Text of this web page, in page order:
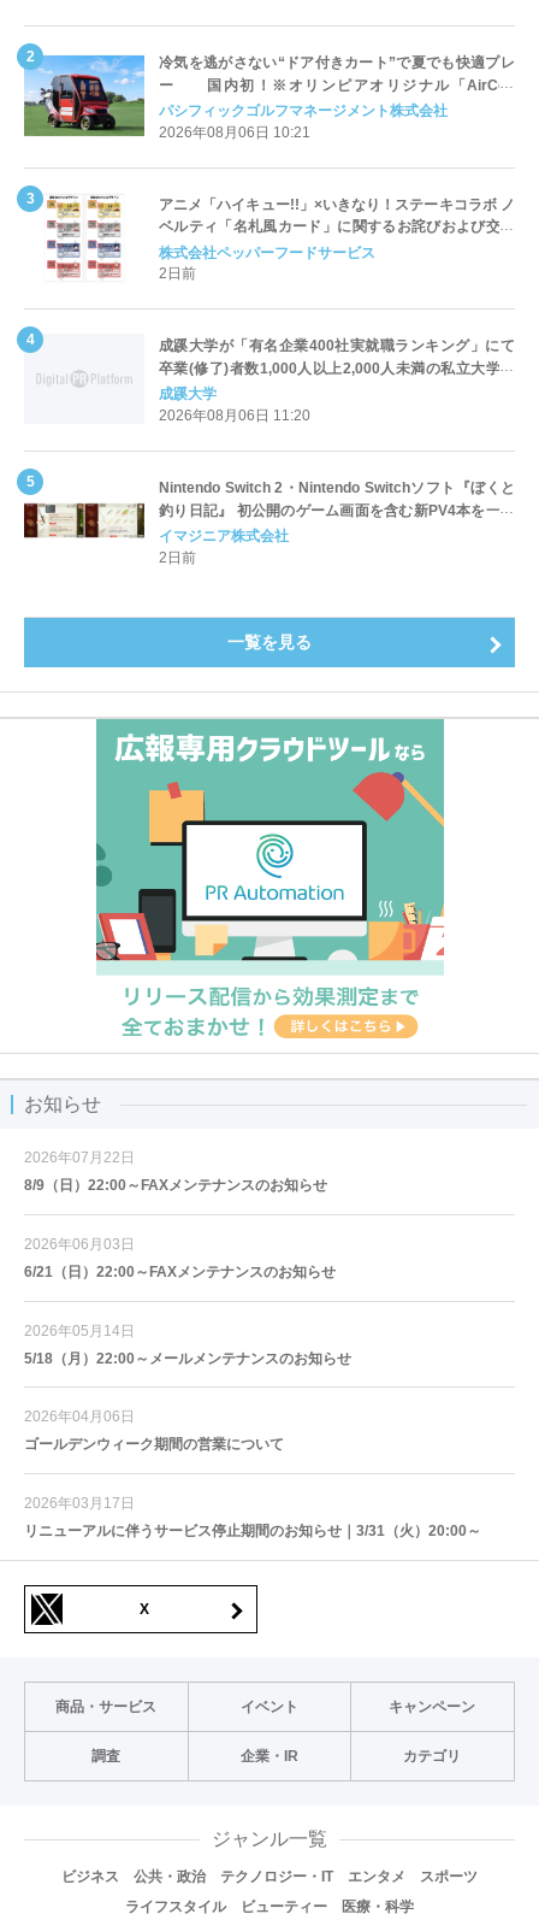
冷気を逃がさない“ドア付きカート”で夏でも快適プレ
ー 国内初！※オリンピアオリジナル「AirCon
Cart（エアコンカート）」導入 | ＰＧＭ
パシフィックゴルフマネージメント株式会社
2026年08月06日 10:21
アニメ「ハイキュー!!」×いきなり！ステーキコラボ ノ
ベルティ「名札風カード」に関するお詫びおよび交換
対応についてのご案内
株式会社ペッパーフードサービス
2日前
成蹊大学が「有名企業400社実就職ランキング」にて
卒業(修了)者数1,000人以上2,000人未満の私立大学で
全国第1位を獲得！～実就職率は26.5%（前年比＋
4.3pt）に伸長、東京の私立大学でも10位にランクイン
成蹊大学
2026年08月06日 11:20
Nintendo Switch 2・Nintendo Switchソフト『ぼくと
釣り日記』 初公開のゲーム画面を含む新PV4本を一挙
公開！
イマジニア株式会社
2日前
一覧を見る
お知らせ
2026年07月22日
8/9（日）22:00～FAXメンテナンスのお知らせ
2026年06月03日
6/21（日）22:00～FAXメンテナンスのお知らせ
2026年05月14日
5/18（月）22:00～メールメンテナンスのお知らせ
2026年04月06日
ゴールデンウィーク期間の営業について
2026年03月17日
リニューアルに伴うサービス停止期間のお知らせ｜3/31（火）20:00～
X
商品・サービス イベント キャンペーン
調査 企業・IR カテゴリ
ジャンル一覧
ビジネス 公共・政治 テクノロジー・IT エンタメ
スポーツ
ライフスタイル
ビューティー 医療・科学